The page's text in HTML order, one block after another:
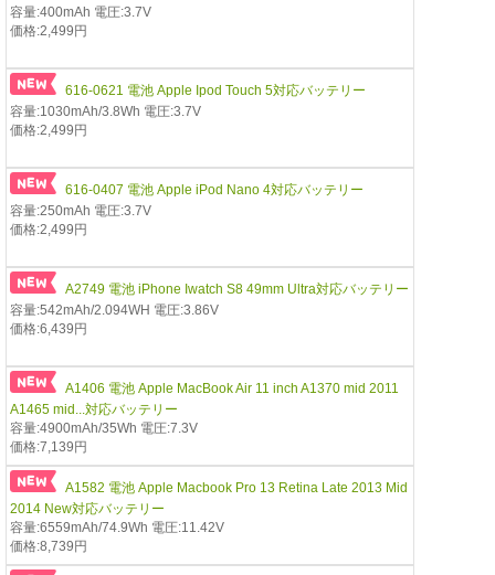
容量:400mAh 電圧:3.7V
価格:2,499円
616-0621 電池 Apple Ipod Touch 5対応バッテリー
容量:1030mAh/3.8Wh 電圧:3.7V
価格:2,499円
616-0407 電池 Apple iPod Nano 4対応バッテリー
容量:250mAh 電圧:3.7V
価格:2,499円
A2749 電池 iPhone Iwatch S8 49mm Ultra対応バッテリー
容量:542mAh/2.094WH 電圧:3.86V
価格:6,439円
A1406 電池 Apple MacBook Air 11 inch A1370 mid 2011
A1465 mid...対応バッテリー
容量:4900mAh/35Wh 電圧:7.3V
価格:7,139円
A1582 電池 Apple Macbook Pro 13 Retina Late 2013 Mid
2014 New対応バッテリー
容量:6559mAh/74.9Wh 電圧:11.42V
価格:8,739円